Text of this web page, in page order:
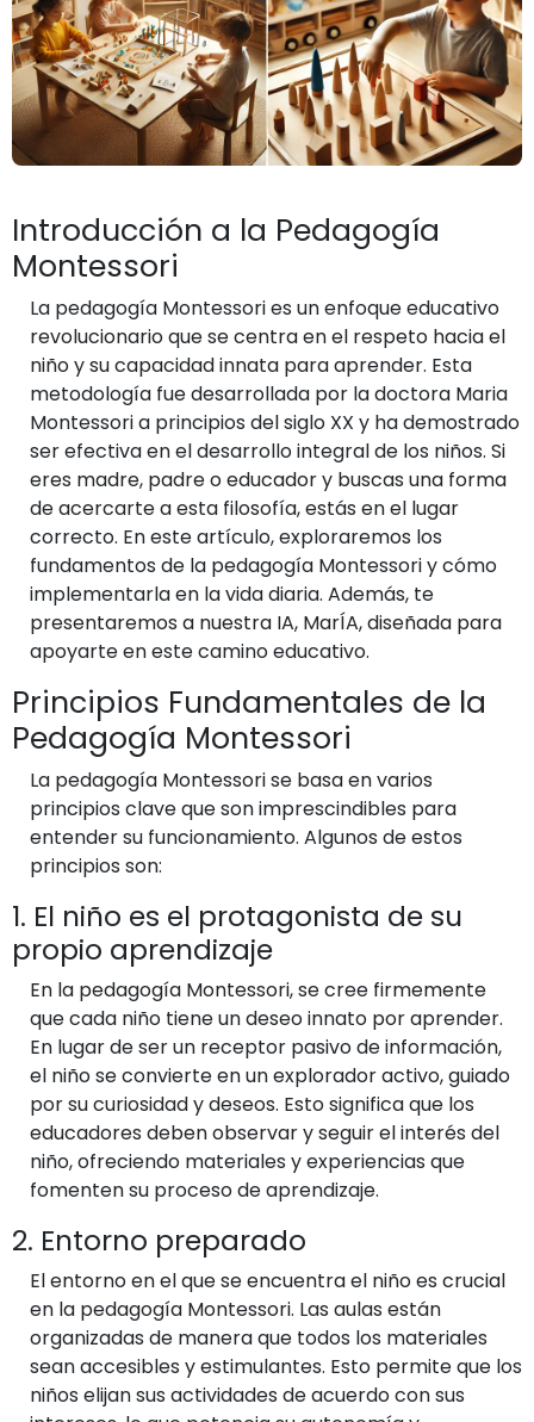
Introducción a la Pedagogía
Montessori
La pedagogía Montessori es un enfoque educativo
revolucionario que se centra en el respeto hacia el
niño y su capacidad innata para aprender. Esta
metodología fue desarrollada por la doctora Maria
Montessori a principios del siglo XX y ha demostrado
ser efectiva en el desarrollo integral de los niños. Si
eres madre, padre o educador y buscas una forma
de acercarte a esta filosofía, estás en el lugar
correcto. En este artículo, exploraremos los
fundamentos de la pedagogía Montessori y cómo
implementarla en la vida diaria. Además, te
presentaremos a nuestra IA, MarÍA, diseñada para
apoyarte en este camino educativo.
Principios Fundamentales de la
Pedagogía Montessori
La pedagogía Montessori se basa en varios
principios clave que son imprescindibles para
entender su funcionamiento. Algunos de estos
principios son:
1. El niño es el protagonista de su
propio aprendizaje
En la pedagogía Montessori, se cree firmemente
que cada niño tiene un deseo innato por aprender.
En lugar de ser un receptor pasivo de información,
el niño se convierte en un explorador activo, guiado
por su curiosidad y deseos. Esto significa que los
educadores deben observar y seguir el interés del
niño, ofreciendo materiales y experiencias que
fomenten su proceso de aprendizaje.
2. Entorno preparado
El entorno en el que se encuentra el niño es crucial
en la pedagogía Montessori. Las aulas están
organizadas de manera que todos los materiales
sean accesibles y estimulantes. Esto permite que los
niños elijan sus actividades de acuerdo con sus